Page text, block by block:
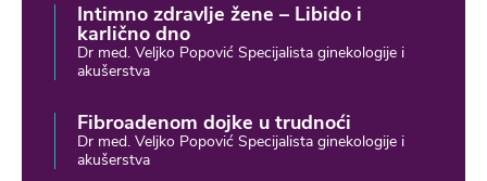
Intimno zdravlje žene – Libido i
karlično dno
Dr med. Veljko Popović Specijalista ginekologije i
akušerstva
Fibroadenom dojke u trudnoći
Dr med. Veljko Popović Specijalista ginekologije i
akušerstva